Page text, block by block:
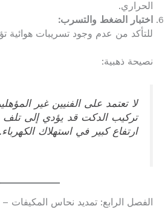
الحراري.
اختبار الضغط والتسرب:
للتأكد من عدم وجود تسريبات هوائية
نصيحة ذهبية:
لا تعتمد على الفنيين غير
تركيب الدكت قد يؤدي إلى تلف
ارتفاع كبير في استهلاك الكهرباء.
الفصل الرابع: تمديد نحاس المكيفات –